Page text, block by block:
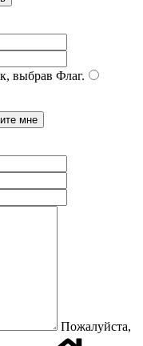
выбрав Флаг.
Пожалуйста,